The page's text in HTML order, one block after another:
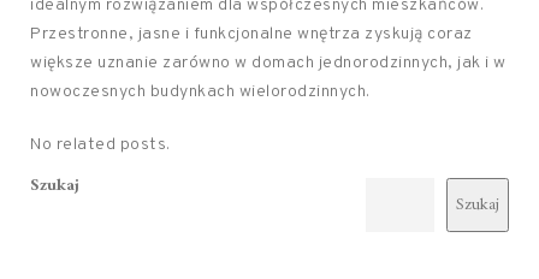
idealnym rozwiązaniem dla współczesnych mieszkańców.
Przestronne, jasne i funkcjonalne wnętrza zyskują coraz
większe uznanie zarówno w domach jednorodzinnych, jak i w
nowoczesnych budynkach wielorodzinnych.
No related posts.
Szukaj
Szukaj